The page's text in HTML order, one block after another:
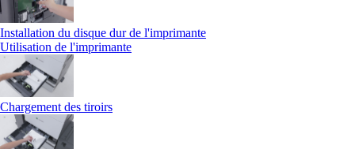
Installation du disque dur de l'imprimante
Utilisation de l'imprimante
Chargement des tiroirs